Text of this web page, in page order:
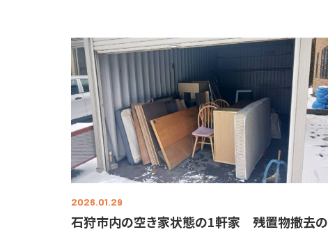
2026.01.29
石狩市内の空き家状態の1軒家 残置物撤去の